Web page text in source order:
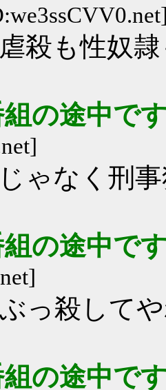
殺も性奴
の途中で
ゃなく刑
の途中で
っ殺して
の途中で